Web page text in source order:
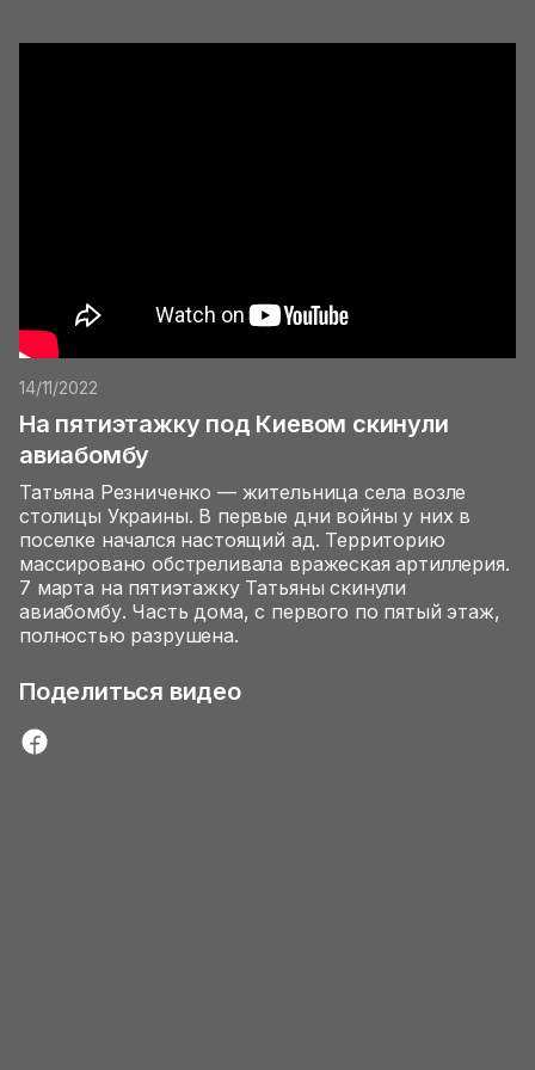
14/11/2022
На пятиэтажку под Киевом скинули
авиабомбу
Татьяна Резниченко — жительница села возле
столицы Украины. В первые дни войны у них в
поселке начался настоящий ад. Территорию
массировано обстреливала вражеская артиллерия.
7 марта на пятиэтажку Татьяны скинули
авиабомбу. Часть дома, с первого по пятый этаж,
полностью разрушена.
Поделиться видео